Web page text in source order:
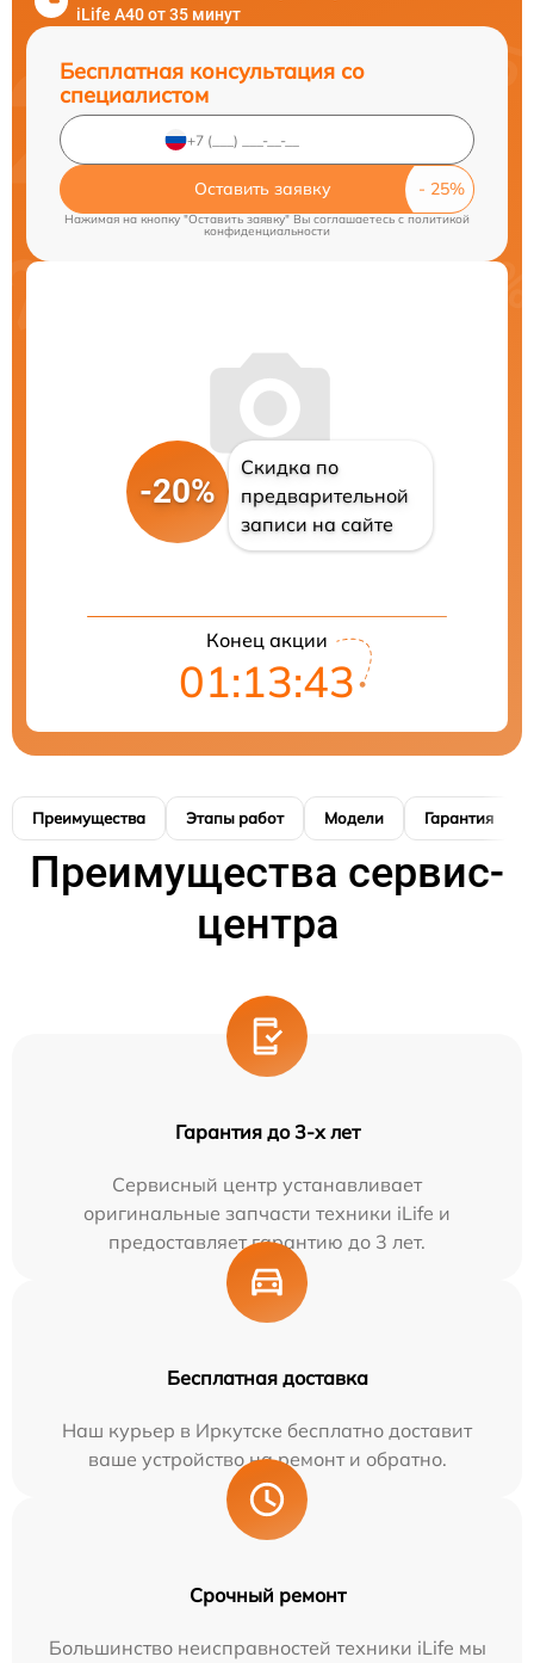
iLife A40 от 35 минут
Бесплатная консультация со
специалистом
Оставить заявку
Нажимая на кнопку "Оставить заявку" Вы соглашаетесь c политикой
конфиденциальности
-20%
Скидка по
предварительной
записи на сайте
Конец акции
01:13:42
Преимущества Этапы работ Модели Гарантия
Преимущества сервис-
центра
Гарантия до 3-х лет
Сервисный центр устанавливает
оригинальные запчасти техники iLife и
предоставляет гарантию до 3 лет.
Бесплатная доставка
Наш курьер в Иркутске бесплатно доставит
ваше устройство на ремонт и обратно.
Срочный ремонт
Большинство неисправностей техники iLife мы